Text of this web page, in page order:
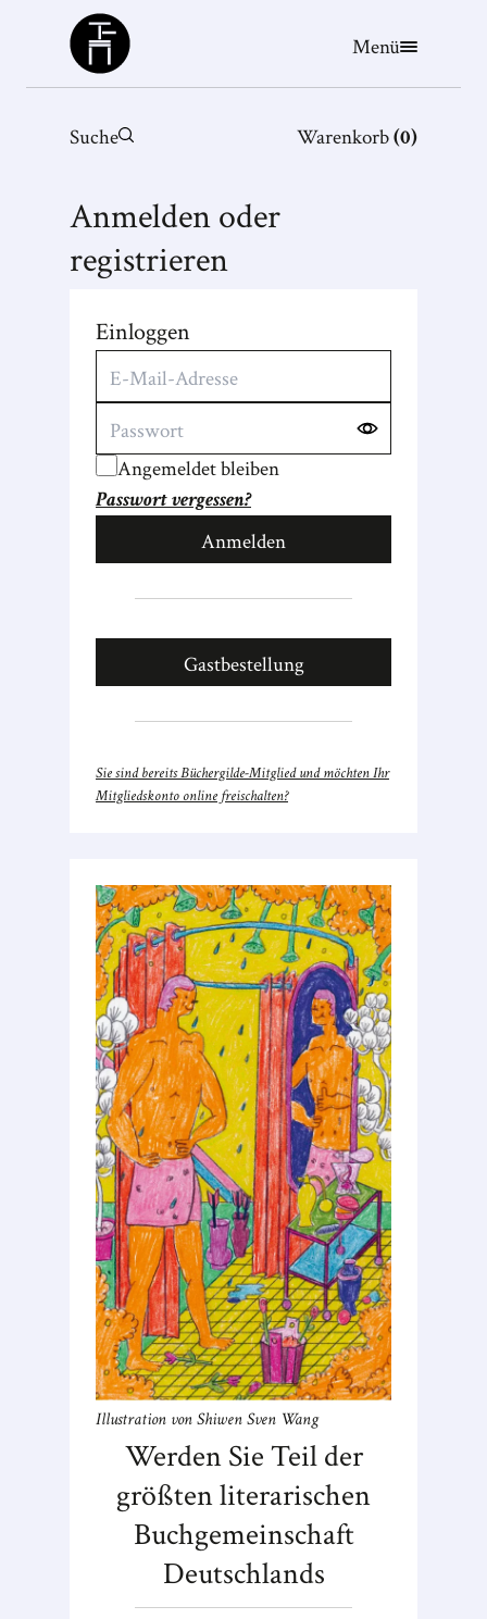
Büchergilde
Menü
Suche Warenkorb(0)
Anmelden oder
registrieren
Einloggen
Angemeldet bleiben
Passwort vergessen?
Gastbestellung
Sie sind bereits Büchergilde-Mitglied und möchten Ihr
Mitgliedskonto online freischalten?
Werden Sie Teil der
größten literarischen
Buchgemeinschaft
Deutschlands
Illustration von Shiwen Sven Wang